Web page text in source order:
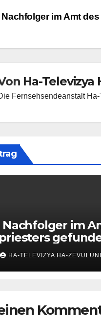
im Amt
Ha-
Fernsehsendeanstalt
Nachfolger im
HA-TELEVIZYA HA-